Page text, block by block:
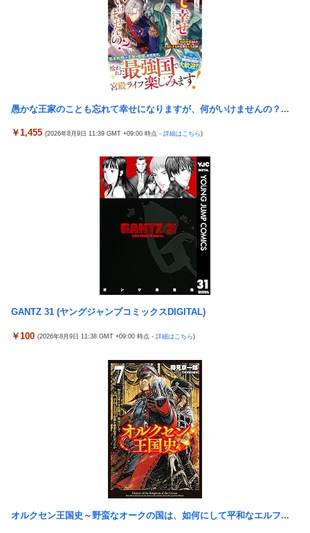
【画像】女優・水崎綾女、R-15指定映画で乳首解禁、しかもピン
シカ「全部喰った」 祭り中止
チェリ男の悠遊自適 #608【オススメを選ぶ時の注意点！？】
THE NEUTRALのしげるさんのパチンココラボイベント動画が公
開される！めっちゃ楽しそうだな！！！
なんでパチンコってこんな回らなくなったんだろうな…源さんと
かUCの時って1000円25ぐらい回ったもんな
【悲報】女さん、歩行者を轢いた挙句、道路に倒れてどえらいこ
とになってしまうw w w w w w w
海外「日本人はなんて気高いんだ！」 英高級紙も驚愕した極限の
中の日本人の姿に世界が衝撃
【画像】このLINEでなんで女が怒ってるのか分かんない奴はモテ
ない奴確定らしい←お前らは勿論わかるよな？？？？？？？
中国「大洪水！」三峡ダム「13基の水門開放（爆量放流」中国都
市「三峡上流で豪雨！（三峡下流で水害」長江と黄河「同時氾濫
危機」台風13号「中国本土...
中国「大洪水！」三峡ダム「13基の水門開放（爆量放流」中国都
市「三峡上流で豪雨！（三峡下流で水害」長江と黄河「同時氾濫
【マスコミ妄想】女性セブンさん、高市憎しが極まりすぎたの
か、過去一級の低俗な「支持率下げてやる」記事を配信してしま
【辺野古転覆】生徒遺族、全容解明求め「再発防止を求める会」
「これを肯定的に書くとか頭がどうかしてるのか？」と某メディ
アの焚書称賛記事にツッコミ殺到、自分で本屋を作るとかそうい
発電方法がいまだに「タービンを回す」しかない理由ｗｗｗｗ
昭和戦隊のロボデザイン、配信で追って見ると…
タトゥー彫り師さん「刺青入れてる奴は全員バカです」→30万再
【悲報】「美人すぎる県警本部長」失職ｗｗｗｗｗｗｗｗｗ
本屋に現れた異臭＆浮浪者風の男、ペタンコのボストンバッグを
パンパンにして無会計で退店！Gメンに確保され「なんで？」と
【熊本地震】 発生後に居酒屋店内から温泉が吹き出す ← これ前
触れじゃね？
【試合実況】西武２軍スタメン 先発:杉山遙希（2026.8.9）
欧州「日本だけ反則だろ…」 世界の『日本びいき』にヨーロッパ
芸能人 「車の任意保険は強制にしろ、保険にも入れないヤツは運
転すんな！法律を改正しろ！！」
【J2第1節 鳥栖×甲府】鳥栖が好相性の甲府に2-0快勝で5年ぶり
開幕白星！田中雄大は古巣に恩返しPK弾
【ウマ娘】武さんが引退したらウマ娘に実装されそう
サイバスターが一番輝いてたスパロボ
モバＰ「アイドルにセクハラをします」
【白バラ案件】高級豆腐ワイ「150g×2丁で250円か…高いけど美
味そうだし一丁買ってみるか！」
愚かな王家のことも忘れて幸せになりますが、何がいけませんの？...
￥1,455 (2026年8月9日 11:39 GMT +09:00 時点 - 詳細はこちら)
GANTZ 31 (ヤングジャンプコミックスDIGITAL)
￥100 (2026年8月9日 11:38 GMT +09:00 時点 - 詳細はこちら)
オルクセン王国史～野蛮なオークの国は、如何にして平和なエルフ...